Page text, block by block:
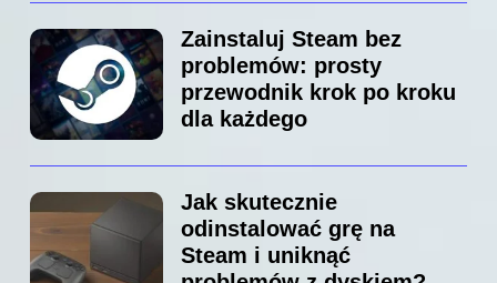
Zainstaluj Steam bez
problemów: prosty
przewodnik krok po kroku
dla każdego
Jak skutecznie
odinstalować grę na
Steam i uniknąć